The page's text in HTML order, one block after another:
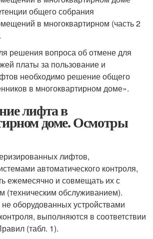
общего собрания
в многоквартирном (часть 2
решения вопроса об отмене для
платы за пользование и
необходимо решение общего
в многоквартирном доме».
лифта в
доме. Осмотры
лифтов,
автоматического контроля,
ежемесячно и совмещать их с
(техническим обслуживанием).
оборудованных устройствами
выполняются в соответствии
(табл. 1).